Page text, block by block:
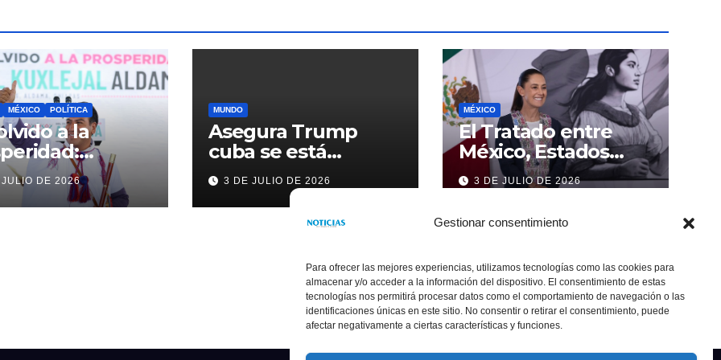
Gestionar consentimiento
Para ofrecer las mejores experiencias, utilizamos tecnologías como las cookies para
almacenar y/o acceder a la información del dispositivo. El consentimiento de estas
tecnologías nos permitirá procesar datos como el comportamiento de navegación o las
identificaciones únicas en este sitio. No consentir o retirar el consentimiento, puede
afectar negativamente a ciertas características y funciones.
MÉXICO POLÍTICA
a la
Ramírez
la
de
DE 2026
MUNDO
Asegura Trump
cuba se está
acercando a
nosotros
3 DE JULIO DE 2026
MÉXICO
El Tratado entre
México, Estados
Unidos y Canadá (T-
MEC) se mantiene
hasta el 2036:
Presidenta Claudia
3 DE JULIO DE 2026